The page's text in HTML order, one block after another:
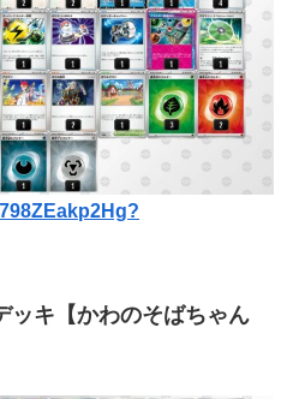
ッキ【かわのそばちゃん